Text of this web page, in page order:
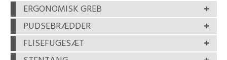
ERGONOMISK GREB
PUDSEBRÆDDER
FLISEFUGESÆT